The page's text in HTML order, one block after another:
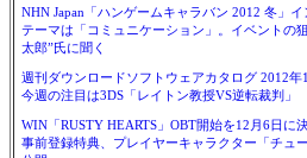
NHN Japan「ハンゲームキャラバン 2012 冬」イ
テーマは「コミュニケーション」。イベントの
太郎”氏に聞く
週刊ダウンロードソフトウェアカタログ 2012年
今週の注目は3DS「レイトン教授VS逆転裁判」
WIN「RUSTY HEARTS」OBT開始を12月6日に
事前登録特典、プレイヤーキャラクター「チュ